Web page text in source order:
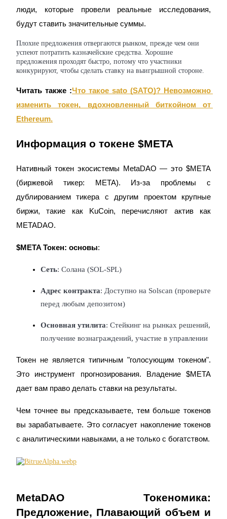
Share 500000 CASHCAT prize pool
Register & Trade to Win 500,000 USDT
Trade Gold & Silver · 33,333 USDT Bonus
USDT New User Exclusive 10% APR
Trade New Futures, Win 200,000 USDT
Crypto World Cup 2026: Grand Finale
77,777+3k Rewards
Больше событий
ЛогинЗарегистрироваться
люди, которые провели реальные исследования,
будут ставить значительные суммы.
Плохие предложения отвергаются рынком, прежде чем они
успеют потратить казначейские средства. Хорошие
предложения проходят быстро, потому что участники
конкурируют, чтобы сделать ставку на выигрышной стороне.
Читать также :Что такое sato (SATO)? Невозможно
изменить токен, вдохновленный биткойном от
Ethereum.
Информация о токене $META
Нативный токен экосистемы MetaDAO — это $META
(биржевой тикер: META). Из-за проблемы с
дублированием тикера с другим проектом крупные
биржи, такие как KuCoin, перечисляют актив как
METADAO.
$META Токен: основы:
Сеть: Солана (SOL-SPL)
Адрес контракта: Доступно на Solscan (проверьте
перед любым депозитом)
Основная утилита: Стейкинг на рынках решений,
получение вознаграждений, участие в управлении
Токен не является типичным "голосующим токеном".
Это инструмент прогнозирования. Владение $META
дает вам право делать ставки на результаты.
Чем точнее вы предсказываете, тем больше токенов
вы зарабатываете. Это согласует накопление токенов
с аналитическими навыками, а не только с богатством.
MetaDAO Токеномика:
Предложение, Плавающий объем и